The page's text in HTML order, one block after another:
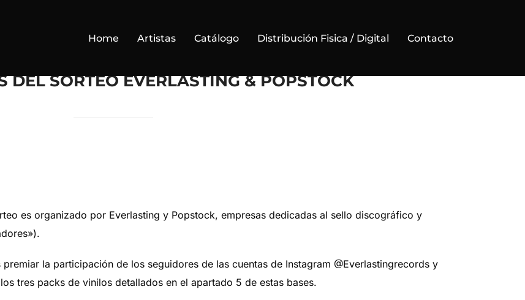
Home Artistas Catálogo Distribución Fisica / Digital Contacto
DEL SORTEO EVERLASTING & POPSTOCK
es organizado por Everlasting y Popstock, empresas dedicadas al sello discográfico y
la participación de los seguidores de las cuentas de Instagram @Everlastingrecords y
tres packs de vinilos detallados en el apartado 5 de estas bases.